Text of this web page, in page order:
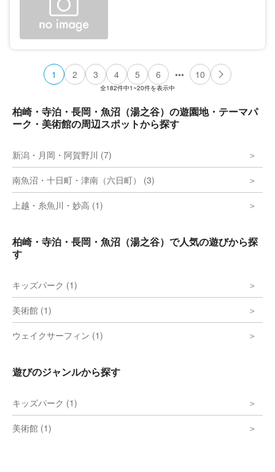
1 2 3 4 5 6 ••• 10
全182件中1~20件を表示中
柏崎・寺泊・長岡・魚沼（湯之谷）の遊園地・テーマパ
ーク・美術館の周辺スポットから探す
新潟・月岡・阿賀野川 (7)
南魚沼・十日町・津南（六日町） (3)
上越・糸魚川・妙高 (1)
柏崎・寺泊・長岡・魚沼（湯之谷）で人気の遊びから探
す
キッズパーク (1)
美術館 (1)
ウェイクサーフィン (1)
遊びのジャンルから探す
キッズパーク (1)
美術館 (1)